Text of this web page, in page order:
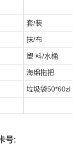
套/装
抹/布
塑 料/水桶
海绵拖把
垃圾袋50*60zl
号: